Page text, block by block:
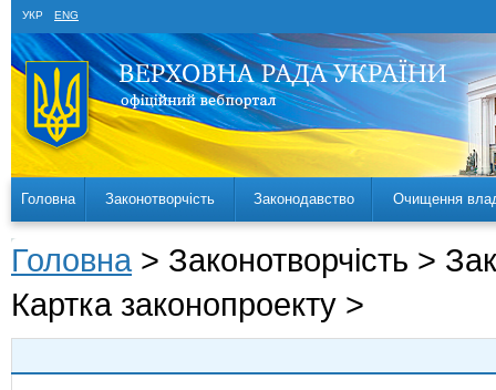
УКР ENG
Головна Законотворчість Законодавство Очищення
Головна > Законотворчість >
Картка законопроекту >